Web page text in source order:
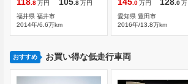
.8万円 .8万円
福井県 福井市
2014年/6.6万km
.0万円 .0万
愛知県 豊田市
2016年/13.8万km
おすすめ お買い得な低走行車両